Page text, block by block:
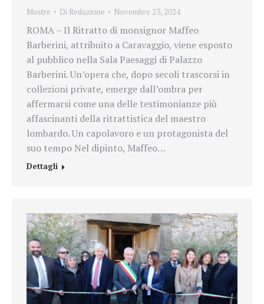
Mostre Di Redazione Novembre 23, 2024
ROMA – Il Ritratto di monsignor Maffeo
Barberini, attribuito a Caravaggio, viene esposto
al pubblico nella Sala Paesaggi di Palazzo
Barberini. Un’opera che, dopo secoli trascorsi in
collezioni private, emerge dall’ombra per
affermarsi come una delle testimonianze più
affascinanti della ritrattistica del maestro
lombardo. Un capolavoro e un protagonista del
suo tempo Nel dipinto, Maffeo…
Dettagli